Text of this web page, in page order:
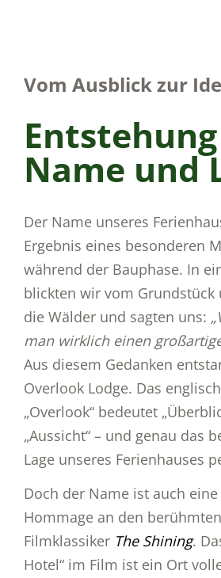
Vom Ausblick zur
Name und
Der Name unseres
Ergebnis eines besonderen
während der Bauphase. In
blickten wir vom Grundstück
die Wälder und sagten uns:
man wirklich einen
Aus diesem Gedanken
Overlook Lodge. Das
„Overlook“ bedeutet
„Aussicht“ – und genau das
Lage unseres Ferienhauses
Doch der Name ist auch
Hommage an den
Filmklassiker The Shining.
Hotel“ im Film ist ein Ort